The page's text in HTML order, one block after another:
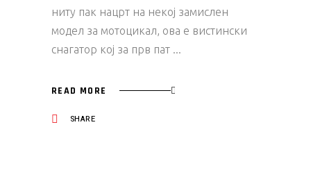
ниту пак нацрт на некој замислен
модел за мотоцикал, ова е вистински
снагатор кој за прв пат
READ MORE
SHARE